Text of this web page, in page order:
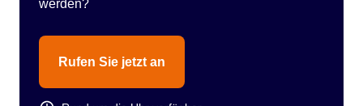
werden?
Rufen Sie jetzt an